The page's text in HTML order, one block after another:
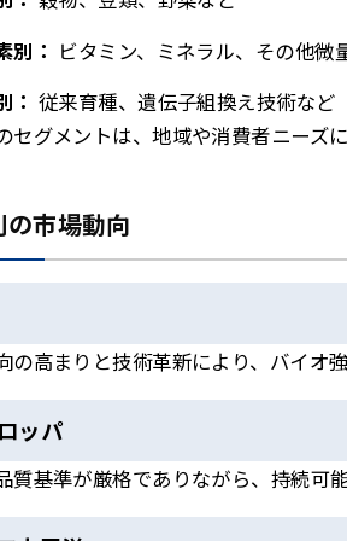
別： ビタミン、ミネラル、その他微
： 従来育種、遺伝子組換え技術など
セグメントは、地域や消費者ニーズ
市場動向
の高まりと技術革新により、バイオ
ッパ
質基準が厳格でありながら、持続可